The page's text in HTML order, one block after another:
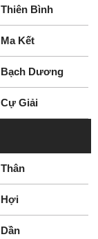
Thiên Bình
Ma Kết
Bạch Dương
Cự Giải
Thân
Hợi
Dần